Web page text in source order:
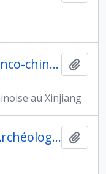
Mission archéologique franco-chinoise au Xinjiang (Chine)
au Xinjiang
Claude-François Baudez. Archéologie des Amériques